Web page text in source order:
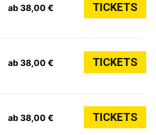
ab 38,00 € TICKETS
ab 38,00 € TICKETS
ab 38,00 € TICKETS